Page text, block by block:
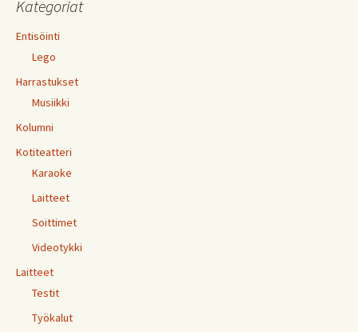
Kategoriat
Entisöinti
Lego
Harrastukset
Musiikki
Kolumni
Kotiteatteri
Karaoke
Laitteet
Soittimet
Videotykki
Laitteet
Testit
Työkalut